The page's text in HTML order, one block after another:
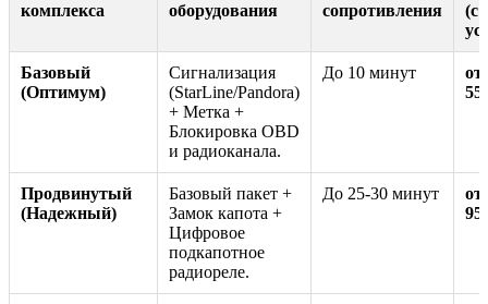
комплекса
оборудования
сопротивления
(с
Базовый
(Оптимум)
Сигнализация
(StarLine/Pandora)
+ Метка +
Блокировка OBD
и радиоканала.
До 10 минут
от
55
Продвинутый
(Надежный)
Базовый пакет +
Замок капота +
Цифровое
подкапотное
радиореле.
До 25-30 минут
от
95